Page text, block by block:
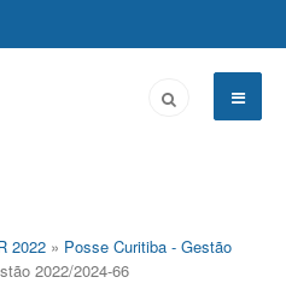
2022 » Posse Curitiba - Gestão
2022/2024-66